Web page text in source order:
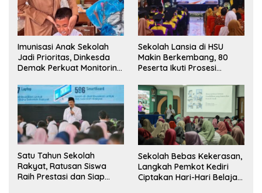
Imunisasi Anak Sekolah
Jadi Prioritas, Dinkesda
Demak Perkuat Monitoring
Sekolah Lansia di HSU
Makin Berkembang, 80
Peserta Ikuti Prosesi
Satu Tahun Sekolah
Rakyat, Ratusan Siswa
Raih Prestasi dan Siap
Sekolah Bebas Kekerasan,
Langkah Pemkot Kediri
Ciptakan Hari-Hari Belajar